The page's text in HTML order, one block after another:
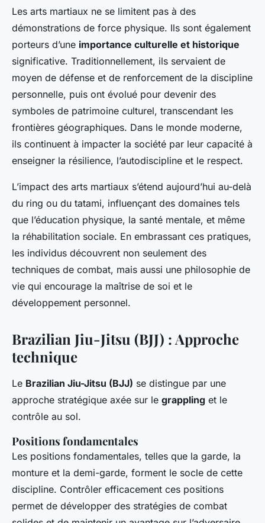
Les arts martiaux ne se limitent pas à des
démonstrations de force physique. Ils sont également
porteurs d’une importance culturelle et historique
significative. Traditionnellement, ils servaient de
moyen de défense et de renforcement de la discipline
personnelle, puis ont évolué pour devenir des
symboles de patrimoine culturel, transcendant les
frontières géographiques. Dans le monde moderne,
ils continuent à impacter la société par leur capacité à
enseigner la résilience, l’autodiscipline et le respect.
L’impact des arts martiaux s’étend aujourd’hui au-delà
du ring ou du tatami, influençant des domaines tels
que l’éducation physique, la santé mentale, et même
la réhabilitation sociale. En embrassant ces pratiques,
les individus découvrent non seulement des
techniques de combat, mais aussi une philosophie de
vie qui encourage la maîtrise de soi et le
développement personnel.
Brazilian Jiu-Jitsu (BJJ) : Approche
technique
Le Brazilian Jiu-Jitsu (BJJ) se distingue par une
approche stratégique axée sur le grappling et le
contrôle au sol.
Positions fondamentales
Les positions fondamentales, telles que la garde, la
monture et la demi-garde, forment le socle de cette
discipline. Contrôler efficacement ces positions
permet de développer des stratégies de combat